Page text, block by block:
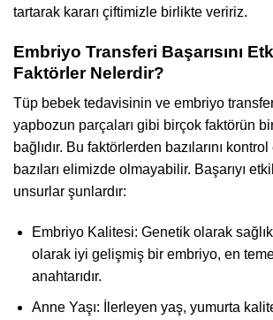
tartarak kararı çiftimizle birlikte veririz.
Embriyo Transferi Başarısını
Faktörler Nelerdir?
Tüp bebek tedavisinin ve embriyo
yapbozun parçaları gibi birçok faktörün
bağlıdır. Bu faktörlerden bazılarını
bazıları elimizde olmayabilir. Başarıyı
unsurlar şunlardır:
Embriyo Kalitesi: Genetik olarak
olarak iyi gelişmiş bir embriyo, en
anahtarıdır.
Anne Yaşı: İlerleyen yaş, yumurta